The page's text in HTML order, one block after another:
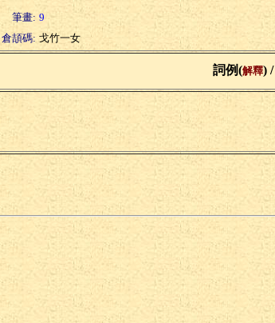
筆畫: 9
倉頡碼: 戈竹一女
詞例(解釋) /